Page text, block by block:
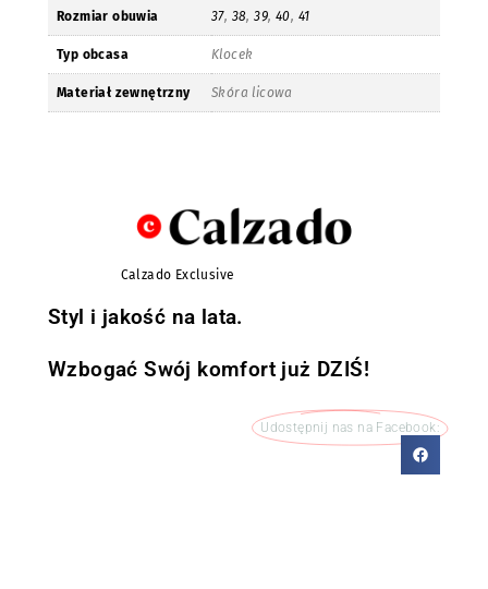
Rozmiar obuwia 37, 38,39, 40, 41
Typ obcasa Klocek
Materiał zewnętrzny Skóra licowa
Calzado Exclusive
Styl i jakość na lata.
Wzbogać Swój komfort już DZIŚ!
Udostępnij nas na Facebook: